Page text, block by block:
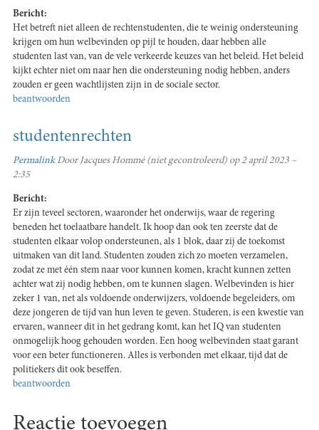
Bericht:
Het betreft niet alleen de rechtenstudenten, die te weinig ondersteuning
krijgen om hun welbevinden op pijl te houden, daar hebben alle
studenten last van, van de vele verkeerde keuzes van het beleid. Het beleid
kijkt echter niet om naar hen die ondersteuning nodig hebben, anders
zouden er geen wachtlijsten zijn in de sociale sector.
beantwoorden
studentenrechten
PermalinkDoorJacques Hommé (niet gecontroleerd) op 2 april 2023 –
2:35
Bericht:
Er zijn teveel sectoren, waaronder het onderwijs, waar de regering
beneden het toelaatbare handelt. Ik hoop dan ook ten zeerste dat de
studenten elkaar volop ondersteunen, als 1 blok, daar zij de toekomst
uitmaken van dit land. Studenten zouden zich zo moeten verzamelen,
zodat ze met één stem naar voor kunnen komen, kracht kunnen zetten
achter wat zij nodig hebben, om te kunnen slagen. Welbevinden is hier
zeker 1 van, net als voldoende onderwijzers, voldoende begeleiders, om
deze jongeren de tijd van hun leven te geven. Studeren, is een kwestie van
ervaren, wanneer dit in het gedrang komt, kan het IQ van studenten
onmogelijk hoog gehouden worden. Een hoog welbevinden staat garant
voor een beter functioneren. Alles is verbonden met elkaar, tijd dat de
politiekers dit ook beseffen.
beantwoorden
Reactie toevoegen